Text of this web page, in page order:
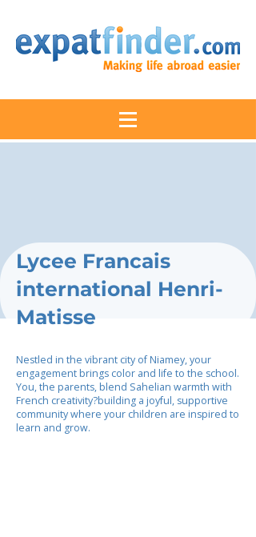
Lycee Francais
international Henri-
Matisse
Nestled in the vibrant city of Niamey, your
engagement brings color and life to the school.
You, the parents, blend Sahelian warmth with
French creativity?building a joyful, supportive
community where your children are inspired to
learn and grow.